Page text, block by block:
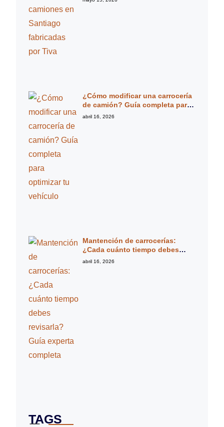
¿Cómo modificar una carrocería
de camión? Guía completa para
optimizar tu vehículo
abril 16, 2026
Mantención de carrocerías:
¿Cada cuánto tiempo debes
revisarla? Guía experta completa
abril 16, 2026
TAGS